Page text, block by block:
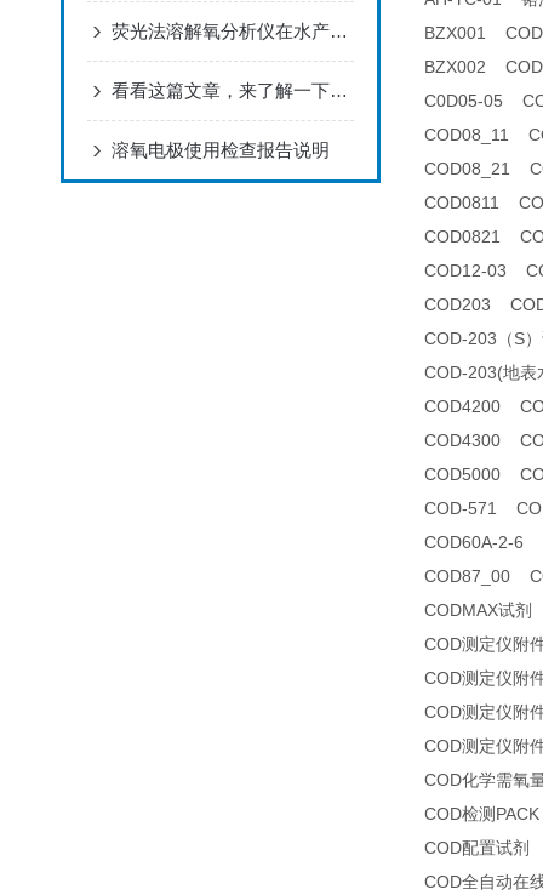
荧光法溶解氧分析仪在水产养殖中的应用
看看这篇文章，来了解一下氟离子浓度分析仪吧！
溶氧电极使用检查报告说明
BZX001
BZX002
C0D05-05
COD08_11
COD08_21
COD0811
COD0821
COD12-03
COD203
COD-203（S
COD-203(地
COD4200
COD4300
COD5000
COD-571
COD60A-2-6
COD87_00
CODMAX试
COD测定仪附
COD测定仪附
COD测定仪附
COD测定仪附
COD化学需氧
COD检测
COD配置试剂
COD全自动在